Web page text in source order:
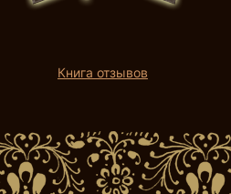
Книга отзывов